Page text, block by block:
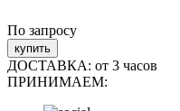
По запросу
купить
ДОСТАВКА: от 3 часов
ПРИНИМАЕМ: